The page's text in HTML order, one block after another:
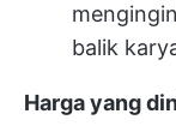
balik
Harga yang